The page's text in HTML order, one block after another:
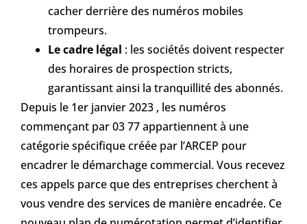
cacher derrière des numéros mobiles
trompeurs.
Le cadre légal : les sociétés doivent respecter
des horaires de prospection stricts,
garantissant ainsi la tranquillité des abonnés.
Depuis le 1er janvier 2023 , les numéros
commençant par 03 77 appartiennent à une
catégorie spécifique créée par l’ARCEP pour
encadrer le démarchage commercial. Vous recevez
ces appels parce que des entreprises cherchent à
vous vendre des services de manière encadrée. Ce